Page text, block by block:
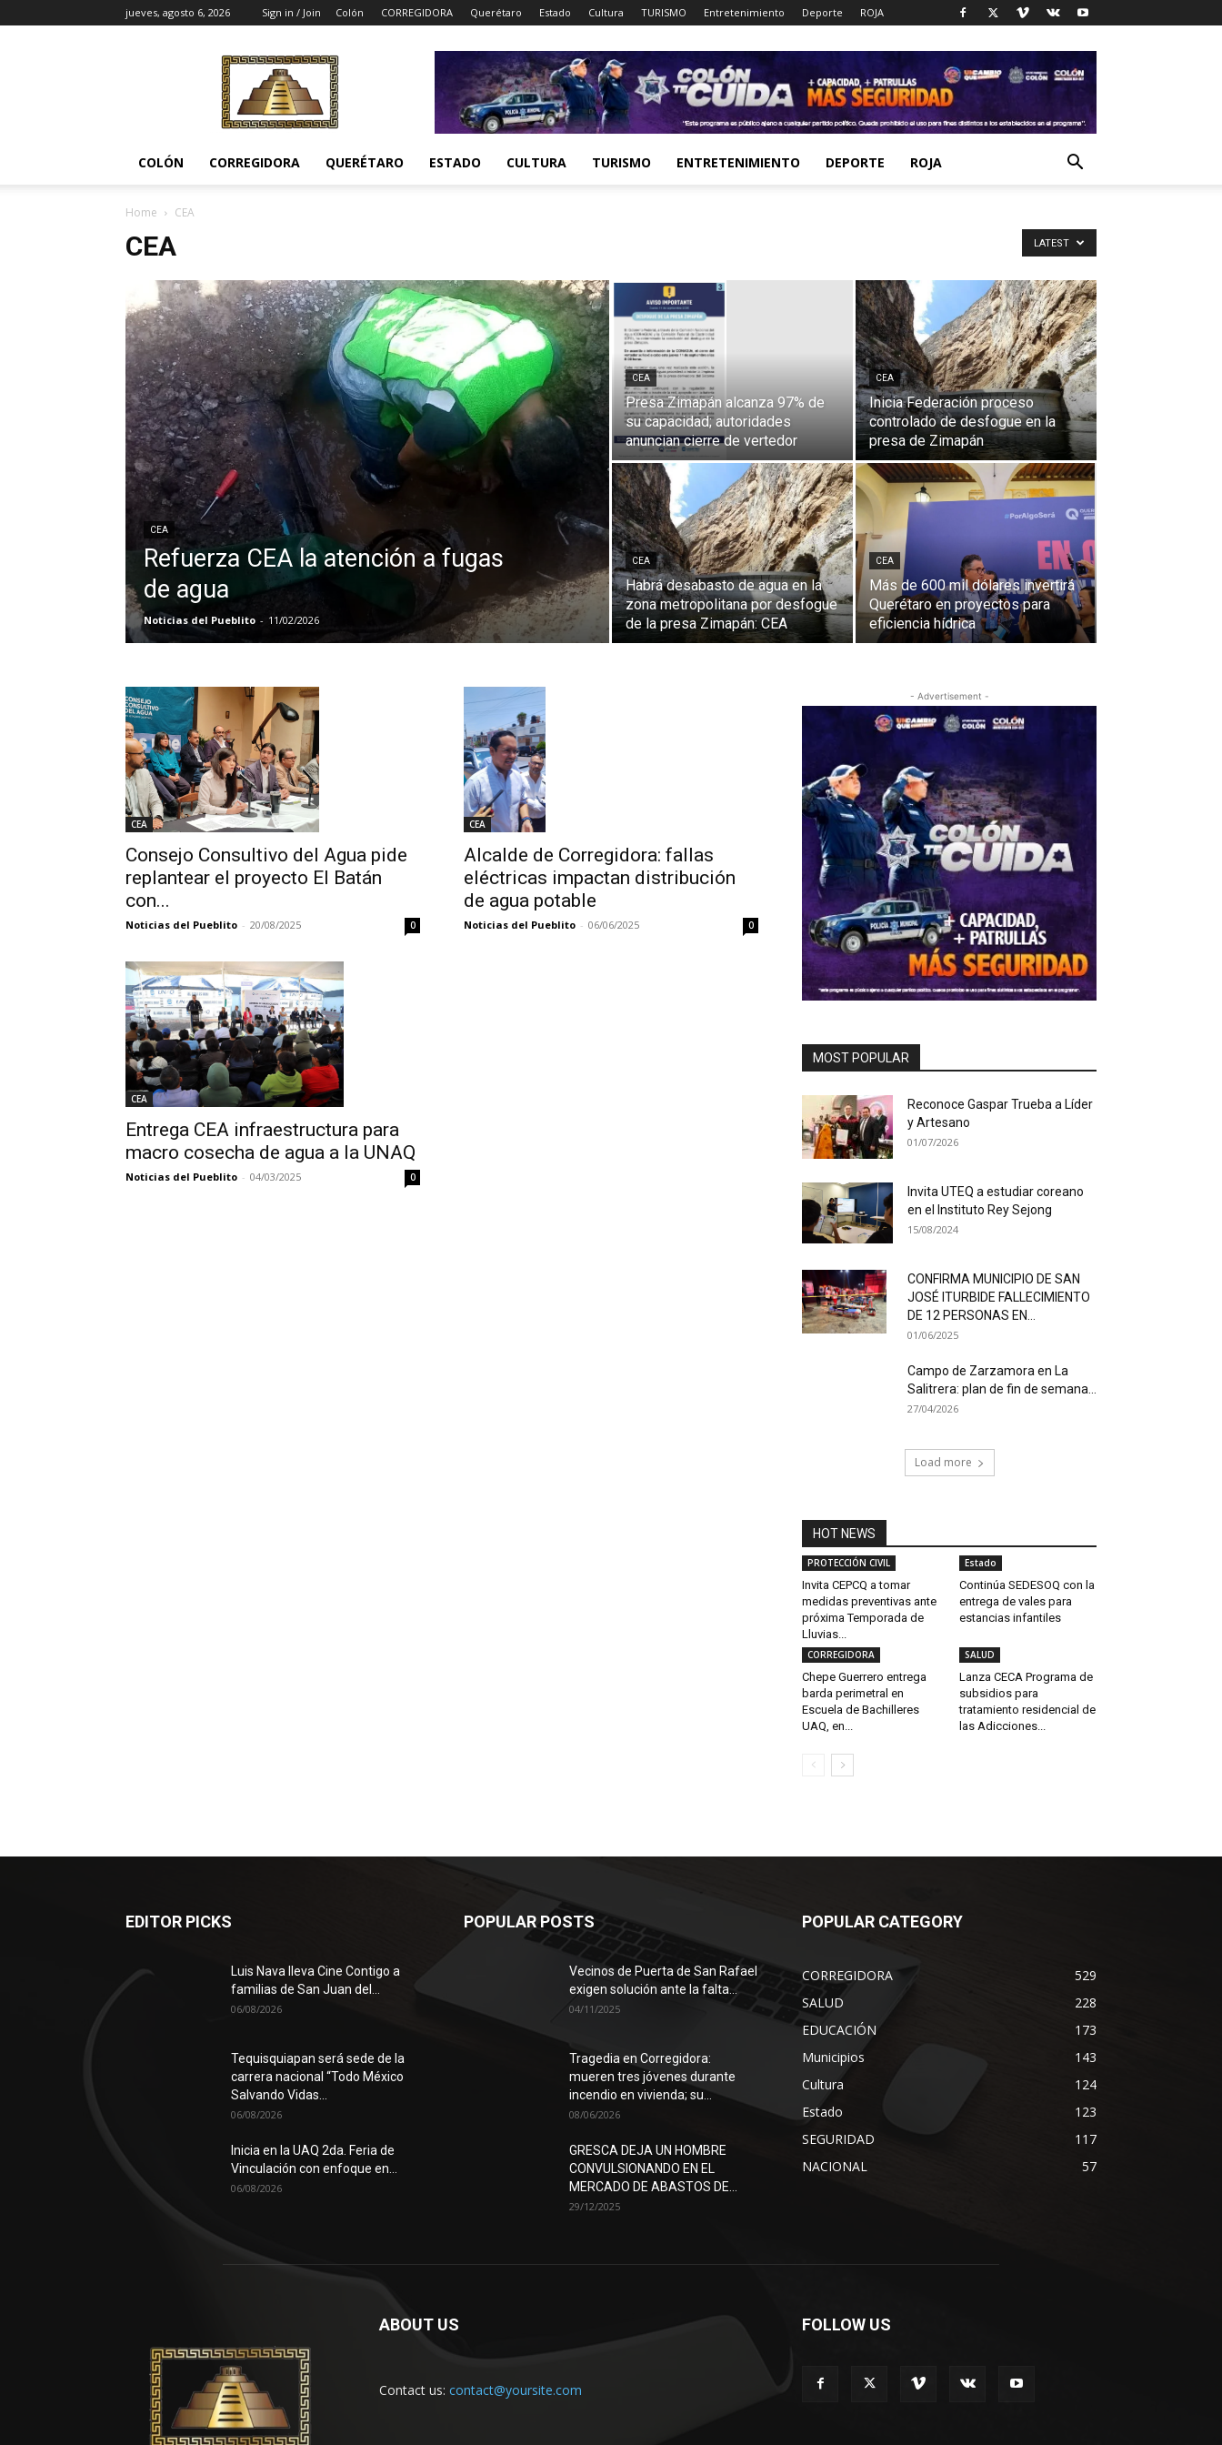
jueves, agosto 6, 2026 Sign in / Join Colón CORREGIDORA Querétaro Estado Cultura TURISMO Entretenimiento Deporte ROJA
Noticias
del
Pueblito
COLÓN CORREGIDORA QUERÉTARO ESTADO CULTURA TURISMO ENTRETENIMIENTO DEPORTE ROJA
Home CEA
CEA LATEST
CEA
Refuerza CEA la atención a fugas
de agua
Noticias del Pueblito - 11/02/2026
CEA
Presa Zimapán alcanza 97% de
su capacidad; autoridades
anuncian cierre de vertedor
CEA
Inicia Federación proceso
controlado de desfogue en la
presa de Zimapán
CEA
Habrá desabasto de agua en la
zona metropolitana por desfogue
de la presa Zimapán: CEA
CEA
Más de 600 mil dólares invertirá
Querétaro en proyectos para
eficiencia hídrica
CEA
Consejo Consultivo del Agua pide
replantear el proyecto El Batán
con...
Noticias del Pueblito - 20/08/2025 0
CEA
Alcalde de Corregidora: fallas
eléctricas impactan distribución
de agua potable
Noticias del Pueblito - 06/06/2025 0
CEA
Entrega CEA infraestructura para
macro cosecha de agua a la UNAQ
Noticias del Pueblito - 04/03/2025 0
- Advertisement -
MOST POPULAR
Reconoce Gaspar Trueba a Líder
y Artesano
01/07/2026
Invita UTEQ a estudiar coreano
en el Instituto Rey Sejong
15/08/2024
CONFIRMA MUNICIPIO DE SAN
JOSÉ ITURBIDE FALLECIMIENTO
DE 12 PERSONAS EN...
01/06/2025
Campo de Zarzamora en La
Salitrera: plan de fin de semana...
27/04/2026
Load more
HOT NEWS
PROTECCIÓN CIVIL
Invita CEPCQ a tomar
medidas preventivas ante
próxima Temporada de
Lluvias...
Estado
Continúa SEDESOQ con la
entrega de vales para
estancias infantiles
CORREGIDORA
Chepe Guerrero entrega
barda perimetral en
Escuela de Bachilleres
UAQ, en...
SALUD
Lanza CECA Programa de
subsidios para
tratamiento residencial de
las Adicciones...
EDITOR PICKS
Luis Nava lleva Cine Contigo a
familias de San Juan del...
06/08/2026
Tequisquiapan será sede de la
carrera nacional “Todo México
Salvando Vidas...
06/08/2026
Inicia en la UAQ 2da. Feria de
Vinculación con enfoque en...
06/08/2026
POPULAR POSTS
Vecinos de Puerta de San Rafael
exigen solución ante la falta...
04/11/2025
Tragedia en Corregidora:
mueren tres jóvenes durante
incendio en vivienda; su...
08/06/2026
GRESCA DEJA UN HOMBRE
CONVULSIONANDO EN EL
MERCADO DE ABASTOS DE...
29/12/2025
POPULAR CATEGORY
CORREGIDORA
529
SALUD
228
EDUCACIÓN
173
Municipios
143
Cultura
124
Estado
123
SEGURIDAD
117
NACIONAL
57
ABOUT US
Contact us: contact@yoursite.com
FOLLOW US